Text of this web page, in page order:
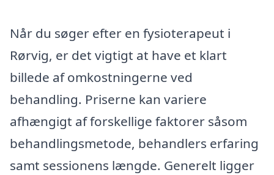
Når du søger efter en fysioterapeut i
Rørvig, er det vigtigt at have et klart
billede af omkostningerne ved
behandling. Priserne kan variere
afhængigt af forskellige faktorer såsom
behandlingsmetode, behandlers erfaring
samt sessionens længde. Generelt ligger